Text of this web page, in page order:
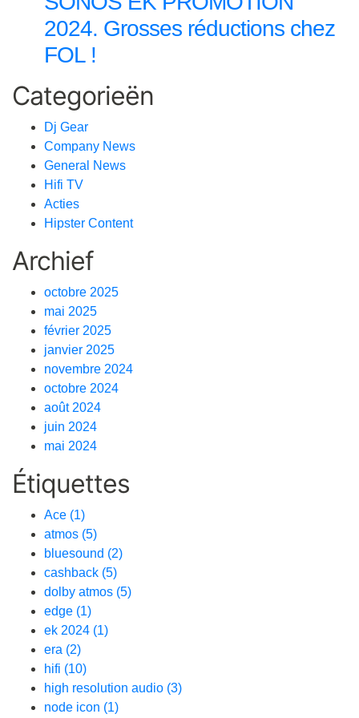
2024. Grosses réductions chez
FOL !
Categorieën
Dj Gear
Company News
General News
Hifi TV
Acties
Hipster Content
Archief
octobre 2025
mai 2025
février 2025
janvier 2025
novembre 2024
octobre 2024
août 2024
juin 2024
mai 2024
Étiquettes
Ace (1)
atmos (5)
bluesound (2)
cashback (5)
dolby atmos (5)
edge (1)
ek 2024 (1)
era (2)
hifi (10)
high resolution audio (3)
node icon (1)